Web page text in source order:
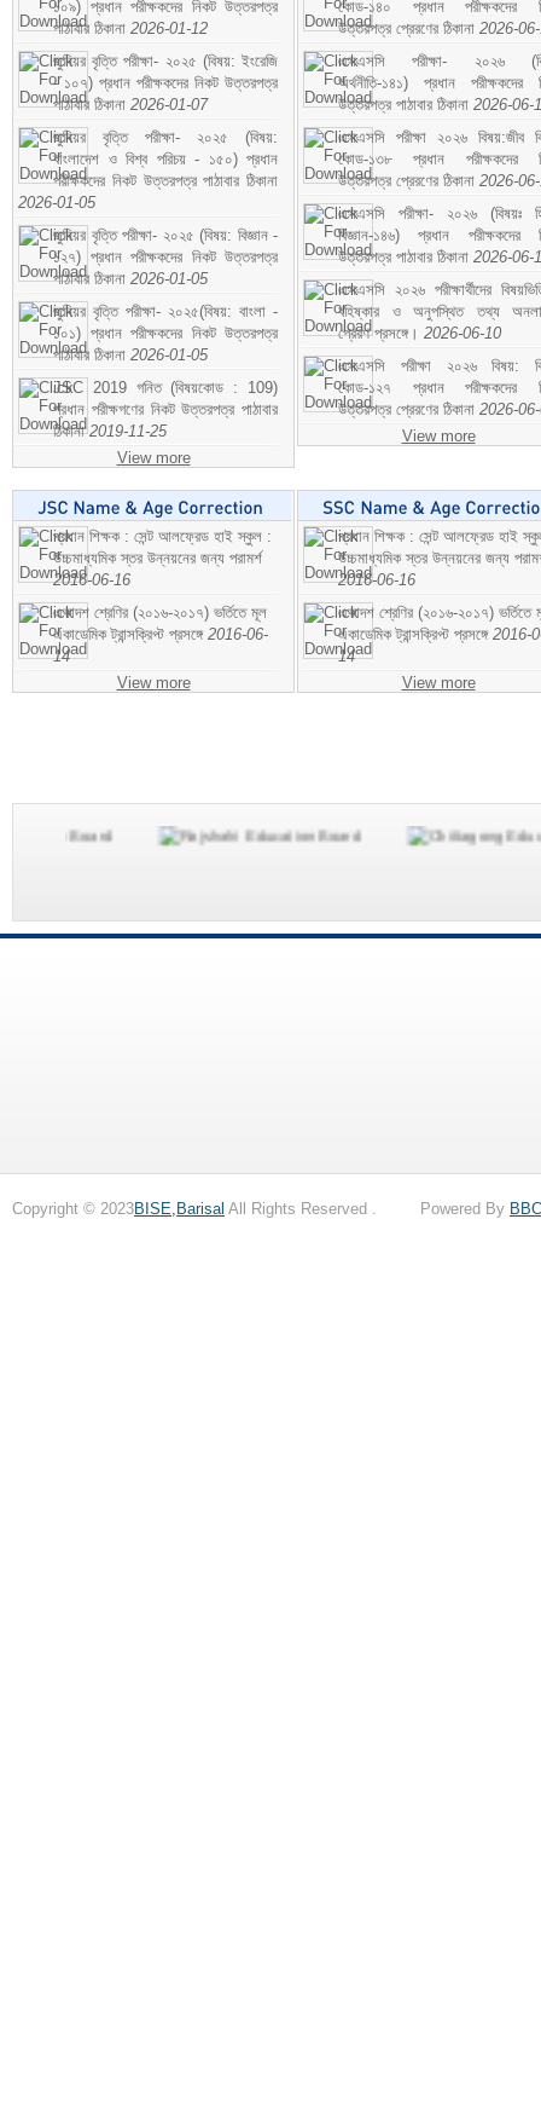
১০৯) প্রধান পরীক্ষকদের নিকট উত্তরপত্র
পাঠাবার ঠিকানা 2026-01-12
জুনিয়র বৃত্তি পরীক্ষা- ২০২৫ (বিষয়: ইংরেজি
- ১০৭) প্রধান পরীক্ষকদের নিকট উত্তরপত্র
পাঠাবার ঠিকানা 2026-01-07
জুনিয়র বৃত্তি পরীক্ষা- ২০২৫ (বিষয়:
বাংলাদেশ ও বিশ্ব পরিচয় - ১৫০) প্রধান
পরীক্ষকদের নিকট উত্তরপত্র পাঠাবার ঠিকানা
2026-01-05
জুনিয়র বৃত্তি পরীক্ষা- ২০২৫ (বিষয়: বিজ্ঞান -
১২৭) প্রধান পরীক্ষকদের নিকট উত্তরপত্র
পাঠাবার ঠিকানা 2026-01-05
জুনিয়র বৃত্তি পরীক্ষা- ২০২৫(বিষয়: বাংলা -
১০১) প্রধান পরীক্ষকদের নিকট উত্তরপত্র
পাঠাবার ঠিকানা 2026-01-05
JSC 2019 গনিত (বিষয়কোড : 109)
প্রধান পরীক্ষগণের নিকট উত্তরপত্র পাঠাবার
ঠিকানা2019-11-25
View more
কোড-১৪০ প্রধান পরীক্ষকদের
উত্তরপত্র প্রেরণের ঠিকানা 2026-
এসএসসি পরীক্ষা- ২০২৬
অর্থনীতি-১৪১) প্রধান পরীক্ষকদের
উত্তরপত্র পাঠাবার ঠিকানা 2026-06-
এসএসসি পরীক্ষা ২০২৬ বিষয়:জীব
কোড-১৩৮ প্রধান পরীক্ষকদের
উত্তরপত্র প্রেরণের ঠিকানা 2026-
এসএসসি পরীক্ষা- ২০২৬ (বিষয়ঃ
বিজ্ঞান-১৪৬) প্রধান পরীক্ষকদের
উত্তরপত্র পাঠাবার ঠিকানা 2026-06-
এসএসসি ২০২৬ পরীক্ষার্থীদের
বহিষ্কার ও অনুপস্থিত তথ্য
প্রেরণ প্রসঙ্গে। 2026-06-10
এসএসসি পরীক্ষা ২০২৬ বিষয়:
কোড-১২৭ প্রধান পরীক্ষকদের
উত্তরপত্র প্রেরণের ঠিকানা 2026-
View more
প্রধান শিক্ষক : সেন্ট আলফ্রেড হাই স্কুল :
উচ্চমাধ্যমিক স্তর উন্নয়নের জন্য পরামর্শ
2016-06-16
একাদশ শ্রেণির (২০১৬-২০১৭) ভর্তিতে মূল
একাডেমিক ট্রান্সক্রিপ্ট প্রসঙ্গে 2016-06-
14
View more
প্রধান শিক্ষক : সেন্ট আলফ্রেড হাই
উচ্চমাধ্যমিক স্তর উন্নয়নের জন্য
2016-06-16
একাদশ শ্রেণির (২০১৬-২০১৭) ভর্তিতে
একাডেমিক ট্রান্সক্রিপ্ট প্রসঙ্গে 2016-
14
View more
Copyright © 2023BISE,Barisal All Rights Reserved . Powered By